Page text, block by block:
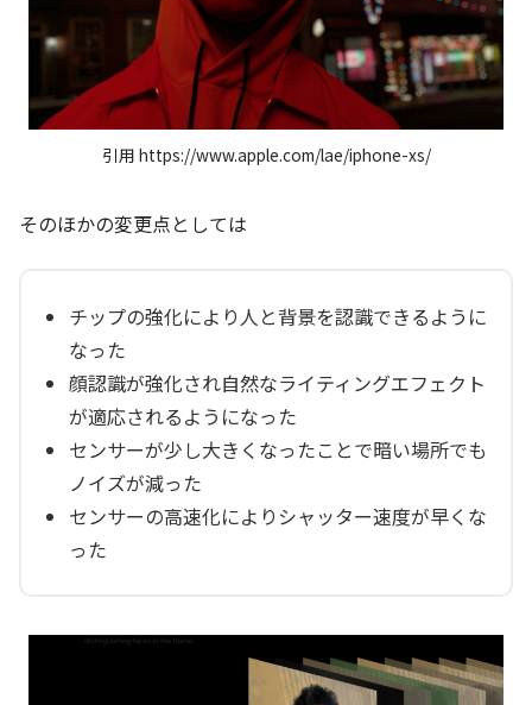
引用 https://www.apple.com/lae/iphone-xs/
そのほかの変更点としては
チップの強化により人と背景を認識できるように
なった
顔認識が強化され自然なライティングエフェクト
が適応されるようになった
センサーが少し大きくなったことで暗い場所でも
ノイズが減った
センサーの高速化によりシャッター速度が早くな
った